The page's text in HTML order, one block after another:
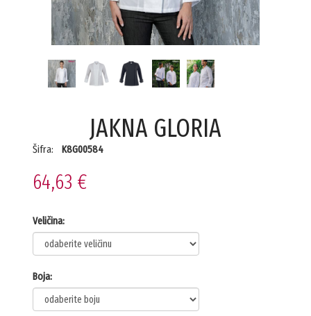
JAKNA GLORIA
Šifra: K8G00584
64,63 €
Veličina:
Boja: